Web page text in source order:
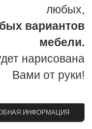
любых,
вариантов
мебели.
нарисована
Вами от руки!
ИНФОРМАЦИЯ